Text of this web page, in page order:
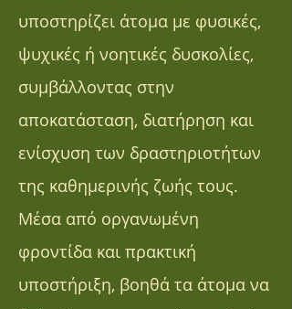
υποστηρίζει άτομα με φυσικές,
ψυχικές ή νοητικές δυσκολίες,
συμβάλλοντας στην
αποκατάσταση, διατήρηση και
ενίσχυση των δραστηριοτήτων
της καθημερινής ζωής τους.
Μέσα από οργανωμένη
φροντίδα και πρακτική
υποστήριξη, βοηθά τα άτομα να